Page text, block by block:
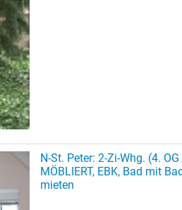
N-St. Peter: 2-Zi-Whg. (4.
MÖBLIERT, EBK, Bad mit
mieten